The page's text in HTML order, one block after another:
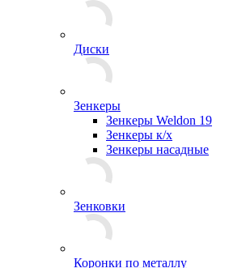
Диски
Зенкеры
Зенкеры Weldon 19
Зенкеры к/х
Зенкеры насадные
Зенковки
Коронки по металлу